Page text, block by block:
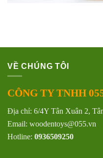
VỀ CHÚNG TÔI
CÔNG TY TNHH
Địa chỉ: 6/4Y Tân Xuân 2,
Email: woodentoys@055.vn
Hotline: 0936509250